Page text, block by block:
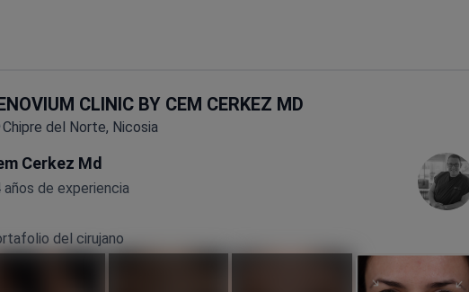
embarazada y diagnóstico genético para elegir el sexo del bebé por
CLINIC BY CEM CERKEZ MD
Chipre del Norte, Nicosia
Cerkez Md
años de experiencia
del cirujano